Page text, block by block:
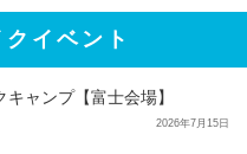
イベント
ャンプ【富士会場】
2026年7月15日